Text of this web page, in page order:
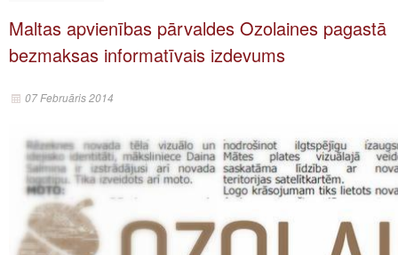
Maltas apvienības pārvaldes Ozolaines pagastā
bezmaksas informatīvais izdevums
07 Februāris 2014